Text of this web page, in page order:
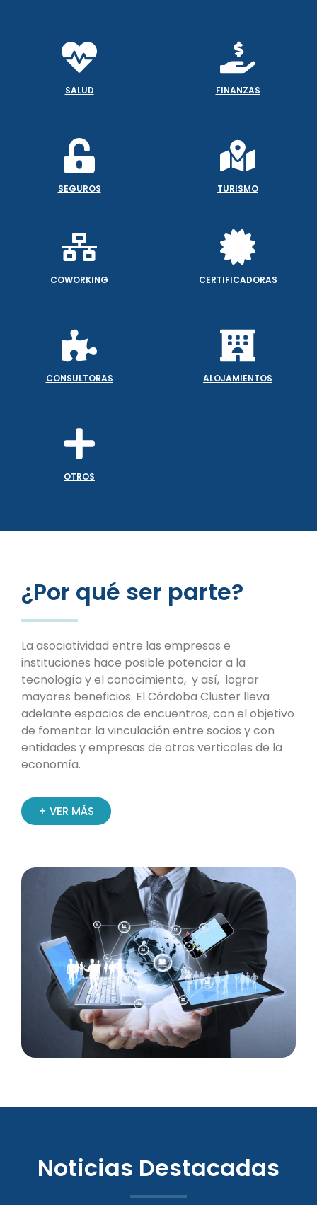
SALUD FINANZAS
SEGUROS TURISMO
COWORKING CERTIFICADORAS
CONSULTORAS ALOJAMIENTOS
OTROS
¿Por qué ser parte?
La asociatividad entre las empresas e
instituciones hace posible potenciar a la
tecnología y el conocimiento, y así, lograr
mayores beneficios. El Córdoba Cluster lleva
adelante espacios de encuentros, con el objetivo
de fomentar la vinculación entre socios y con
entidades y empresas de otras verticales de la
economía.
+ VER MÁS
Noticias Destacadas